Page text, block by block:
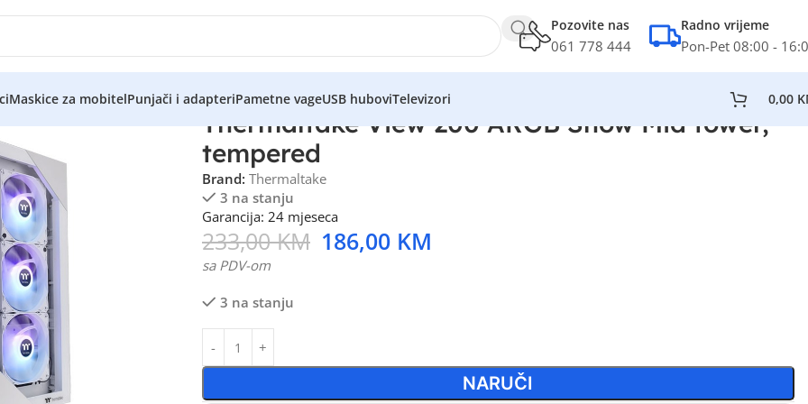
Pozovite nas
061 778 444
Radno vrijeme
Pon-Pet 08:00 -
Maskice za mobitelPunjači i adapteriPametne vageUSB huboviTelevizori 0,00
Thermaltake View 200 ARGB Snow Mid tower,
tempered
Brand: Thermaltake
3 na stanju
Garancija: 24 mjeseca
233,00KM 186,00 KM
sa PDV-om
3 na stanju
NARUČI